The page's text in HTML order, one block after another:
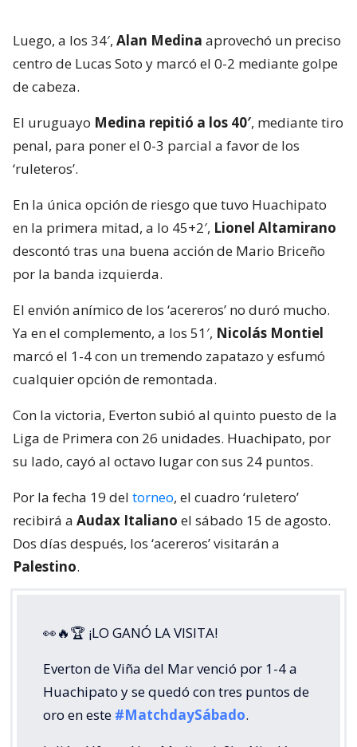
Luego, a los 34′, Alan Medina aprovechó un preciso
centro de Lucas Soto y marcó el 0-2 mediante golpe
de cabeza.
El uruguayo Medina repitió a los 40′, mediante tiro
penal, para poner el 0-3 parcial a favor de los
‘ruleteros’.
En la única opción de riesgo que tuvo Huachipato
en la primera mitad, a lo 45+2′, Lionel Altamirano
descontó tras una buena acción de Mario Briceño
por la banda izquierda.
El envión anímico de los ‘acereros’ no duró mucho.
Ya en el complemento, a los 51′, Nicolás Montiel
marcó el 1-4 con un tremendo zapatazo y esfumó
cualquier opción de remontada.
Con la victoria, Everton subió al quinto puesto de la
Liga de Primera con 26 unidades. Huachipato, por
su lado, cayó al octavo lugar con sus 24 puntos.
Por la fecha 19 del torneo, el cuadro ‘ruletero’
recibirá a Audax Italiano el sábado 15 de agosto.
Dos días después, los ‘acereros’ visitarán a
Palestino.
👀🔥🏆 ¡LO GANÓ LA VISITA!
Everton de Viña del Mar venció por 1-4 a
Huachipato y se quedó con tres puntos de
oro en este #MatchdaySábado.